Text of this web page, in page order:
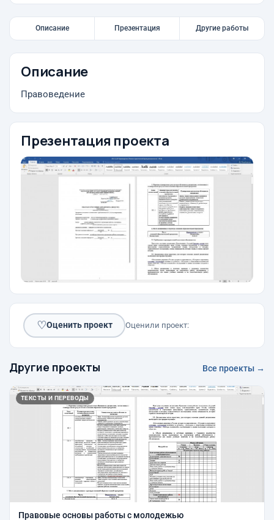
Описание Презентация Другие работы
Описание
Правоведение
Презентация проекта
♡Оценить проект Оценили проект:
Другие проекты Все проекты →
ТЕКСТЫ И ПЕРЕВОДЫ
Правовые основы работы с молодежью